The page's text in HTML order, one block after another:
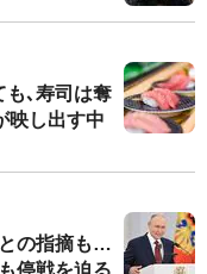
も､寿司は奪
映し出す中
の指摘も…
停戦を迫る